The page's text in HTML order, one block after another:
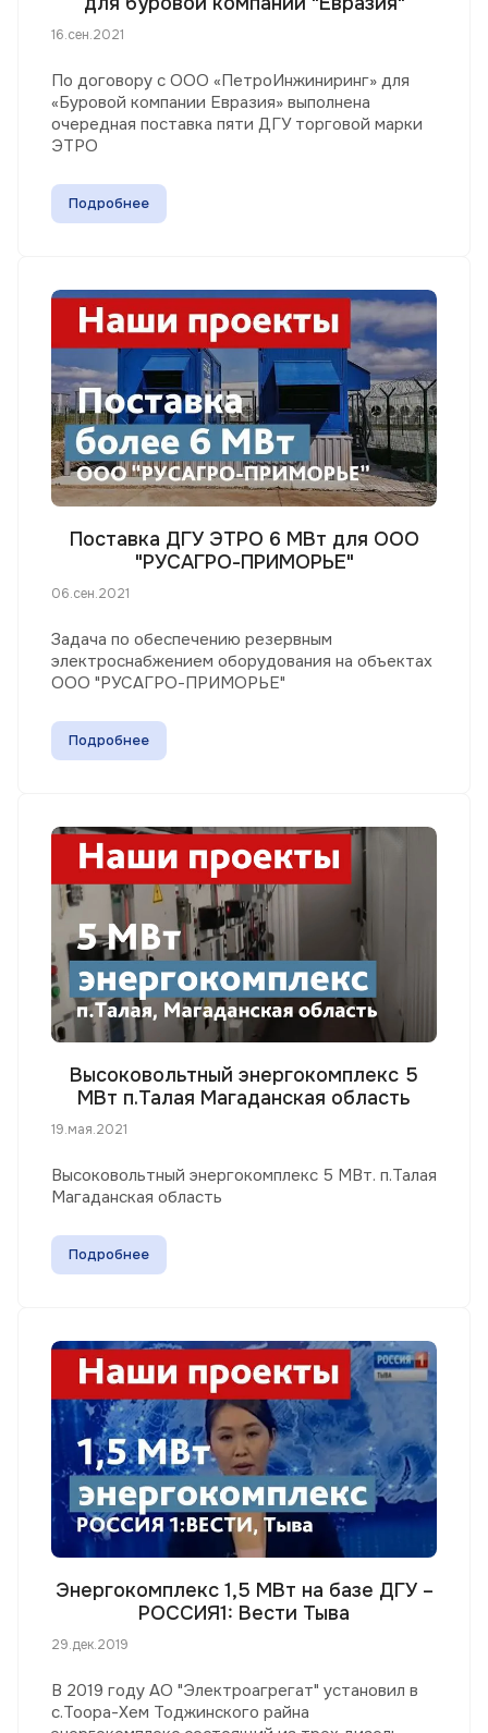
16.сен.2021
По договору с ООО «ПетроИнжиниринг» для
«Буровой компании Евразия» выполнена
очередная поставка пяти ДГУ торговой марки
ЭТРО
Подробнее
Поставка ДГУ ЭТРО 6 МВт для ООО
"РУСАГРО-ПРИМОРЬЕ"
06.сен.2021
Задача по обеспечению резервным
электроснабжением оборудования на объектах
ООО "РУСАГРО-ПРИМОРЬЕ"
Подробнее
Высоковольтный энергокомплекс 5
МВт п.Талая Магаданская область
19.мая.2021
Высоковольтный энергокомплекс 5 МВт. п.Талая
Магаданская область
Подробнее
Энергокомплекс 1,5 МВт на базе ДГУ –
РОССИЯ1: Вести Тыва
29.дек.2019
В 2019 году АО "Электроагрегат" установил в
с.Тоора-Хем Тоджинского райна